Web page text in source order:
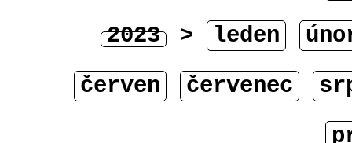
2023 > leden
červen
červenec